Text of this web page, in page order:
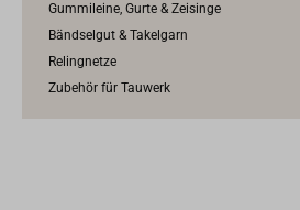
Gummileine, Gurte & Zeisinge
Bändselgut & Takelgarn
Relingnetze
Zubehör für Tauwerk